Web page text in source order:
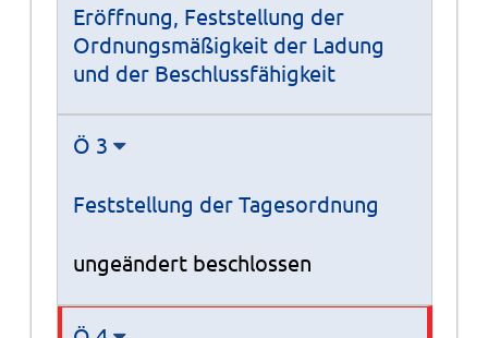
Eröffnung, Feststellung der
Ordnungsmäßigkeit der Ladung
und der Beschlussfähigkeit
Ö 3
Feststellung der Tagesordnung
ungeändert beschlossen